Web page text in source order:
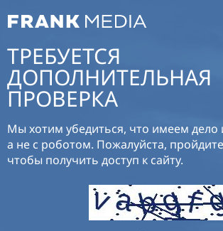
ТРЕБУЕТСЯ
ДОПОЛНИТЕЛЬНАЯ
ПРОВЕРКА
Мы хотим убедиться, что имеем дело
а не с роботом. Пожалуйста,
чтобы получить доступ к сайту.